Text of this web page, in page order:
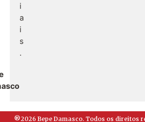
i
a
i
s
.
®2026 Bepe Damasco. Todos os direitos